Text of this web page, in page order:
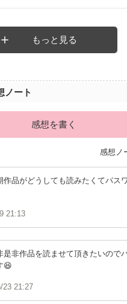
もっと見る
ノート
感想を書く
感想ノ
作品がどうしても読みたくてパス
21:13
是非作品を読ませて頂きたいので
😆
23 21:27